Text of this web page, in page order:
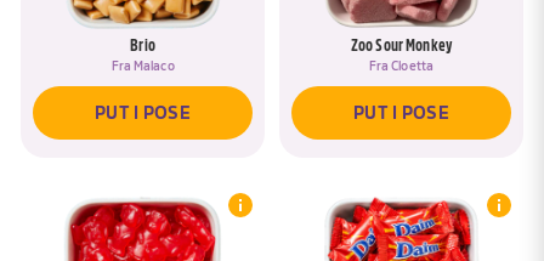
Brio
Fra Malaco
PUT I POSE
Zoo Sour Monkey
FraCloetta
PUT I POSE